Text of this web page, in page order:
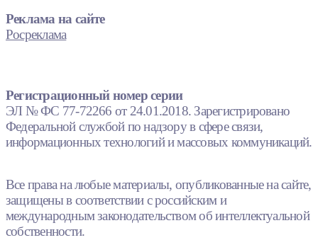
Реклама на сайте
Росреклама
Регистрационный номер серии
ЭЛ № ФС 77-72266 от 24.01.2018. Зарегистрировано
Федеральной службой по надзору в сфере связи,
информационных технологий и массовых коммуникаций.
Все права на любые материалы, опубликованные на сайте,
защищены в соответствии с российским и
международным законодательством об интеллектуальной
собственности.